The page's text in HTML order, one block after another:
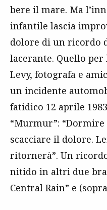
bere il mare. Ma
infantile lascia
dolore di un ricordo
lacerante. Quello per
Levy, fotografa e
un incidente
fatidico 12 aprile
“Murmur”:
scacciare il dolore.
ritornerà”. Un
nitido in altri due
Central Rain” e